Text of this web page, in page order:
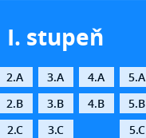
I. stupeň
2.A
2.B
2.C
3.A
3.B
3.C
4.A
4.B
5.A
5.B
5.C